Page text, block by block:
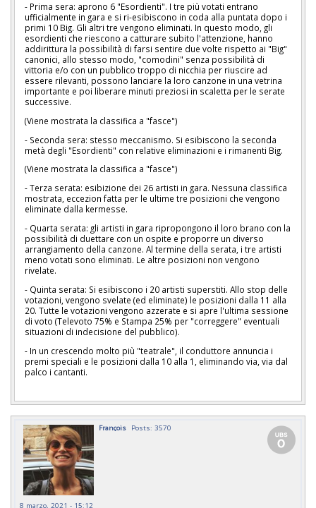
- Prima sera: aprono 6 "Esordienti". I tre più votati entrano
ufficialmente in gara e si ri-esibiscono in coda alla puntata dopo i
primi 10 Big. Gli altri tre vengono eliminati. In questo modo, gli
esordienti che riescono a catturare subito l'attenzione, hanno
addirittura la possibilità di farsi sentire due volte rispetto ai "Big"
canonici, allo stesso modo, "comodini" senza possibilità di
vittoria e/o con un pubblico troppo di nicchia per riuscire ad
essere rilevanti, possono lanciare la loro canzone in una vetrina
importante e poi liberare minuti preziosi in scaletta per le serate
successive.
(Viene mostrata la classifica a "fasce")
- Seconda sera: stesso meccanismo. Si esibiscono la seconda
metà degli "Esordienti" con relative eliminazioni e i rimanenti Big.
(Viene mostrata la classifica a "fasce")
- Terza serata: esibizione dei 26 artisti in gara. Nessuna classifica
mostrata, eccezion fatta per le ultime tre posizioni che vengono
eliminate dalla kermesse.
- Quarta serata: gli artisti in gara ripropongono il loro brano con la
possibilità di duettare con un ospite e proporre un diverso
arrangiamento della canzone. Al termine della serata, i tre artisti
meno votati sono eliminati. Le altre posizioni non vengono
rivelate.
- Quinta serata: Si esibiscono i 20 artisti superstiti. Allo stop delle
votazioni, vengono svelate (ed eliminate) le posizioni dalla 11 alla
20. Tutte le votazioni vengono azzerate e si apre l'ultima sessione
di voto (Televoto 75% e Stampa 25% per "correggere" eventuali
situazioni di indecisione del pubblico).
- In un crescendo molto più "teatrale", il conduttore annuncia i
premi speciali e le posizioni dalla 10 alla 1, eliminando via, via dal
palco i cantanti.
François Posts: 3570
8 marzo, 2021 - 15:12